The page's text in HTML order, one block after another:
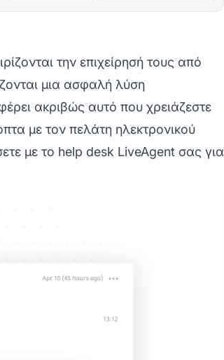
την επιχείρησή τους από
μια ασφαλή λύση
ακριβώς αυτό που χρειάζεστε
με τον πελάτη ηλεκτρονικού
με το help desk LiveAgent σας για